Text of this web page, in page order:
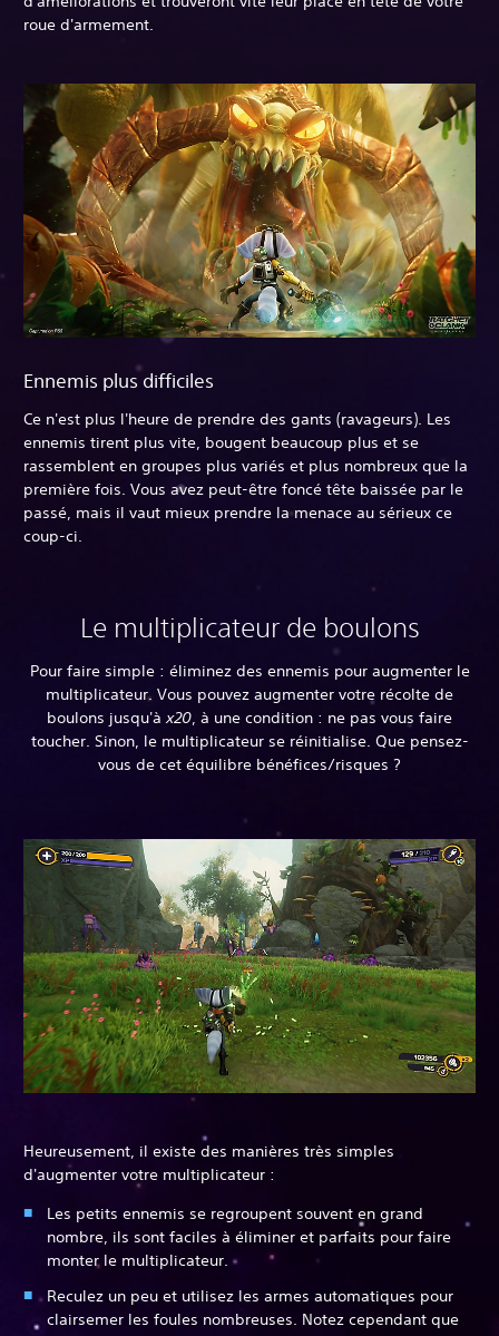
roue d'armement.
Ennemis plus difficiles
Ce n'est plus l'heure de prendre des gants (ravageurs). Les
ennemis tirent plus vite, bougent beaucoup plus et se
rassemblent en groupes plus variés et plus nombreux que la
première fois. Vous avez peut-être foncé tête baissée par le
passé, mais il vaut mieux prendre la menace au sérieux ce
coup-ci.
Le multiplicateur de boulons
Pour faire simple : éliminez des ennemis pour augmenter le
multiplicateur. Vous pouvez augmenter votre récolte de
boulons jusqu'àx20, à une condition : ne pas vous faire
toucher. Sinon, le multiplicateur se réinitialise. Que pensez-
vous de cet équilibre bénéfices/risques ?
Heureusement, il existe des manières très simples
d'augmenter votre multiplicateur :
Les petits ennemis se regroupent souvent en grand
nombre, ils sont faciles à éliminer et parfaits pour faire
monter le multiplicateur.
Reculez un peu et utilisez les armes automatiques pour
clairsemer les foules nombreuses. Notez cependant que